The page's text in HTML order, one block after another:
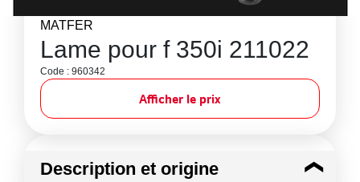
MATFER
Lame pour f 350i 211022
Code : 960342
Afficher le prix
Description et origine